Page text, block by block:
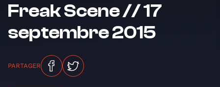
Freak Scene // 17
septembre 2015
PARTAGER